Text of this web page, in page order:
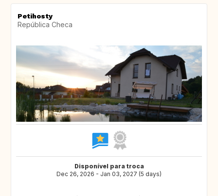
Petihosty
República Checa
Disponível para troca
Dec 26, 2026 - Jan 03, 2027 (5 days)